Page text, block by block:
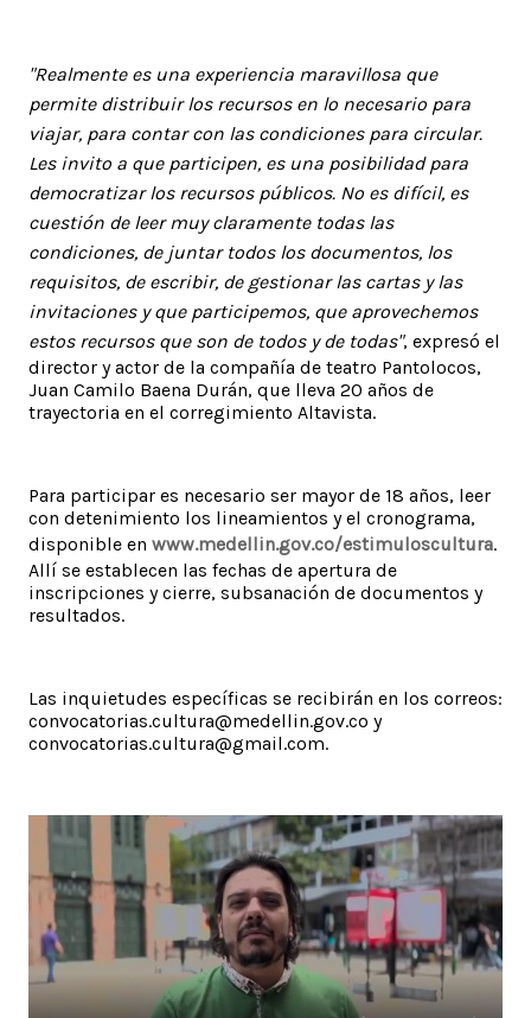
"Realmente es una experiencia maravillosa que
permite distribuir los recursos en lo necesario para
viajar, para contar con las condiciones para circular.
Les invito a que participen, es una posibilidad para
democratizar los recursos públicos. No es difícil, es
cuestión de leer muy claramente todas las
condiciones, de juntar todos los documentos, los
requisitos, de escribir, de gestionar las cartas y las
invitaciones y que participemos, que aprovechemos
estos recursos que son de todos y de todas", expresó el
director y actor de la compañía de teatro Pantolocos,
Juan Camilo Baena Durán, que lleva 20 años de
trayectoria en el corregimiento Altavista.
Para participar es necesario ser mayor de 18 años, leer
con detenimiento los lineamientos y el cronograma,
disponible en www.medellin.gov.co/estimuloscultura.
Allí se establecen las fechas de apertura de
inscripciones y cierre, subsanación de documentos y
resultados.
Las inquietudes específicas se recibirán en los correos:
convocatorias.cultura@medellin.gov.co y
convocatorias.cultura@gmail.com.